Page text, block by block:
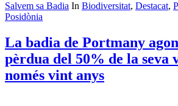
Salvem sa Badia In Biodiversitat, Destacat,
Posidònia
La badia de Portmany
pèrdua del 50% de la seva
només vint anys